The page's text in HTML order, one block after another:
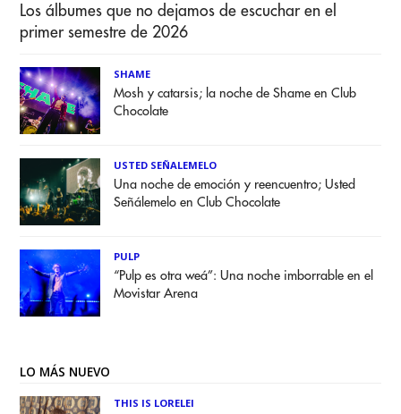
Los álbumes que no dejamos de escuchar en el
primer semestre de 2026
SHAME
Mosh y catarsis; la noche de Shame en Club
Chocolate
USTED SEÑALEMELO
Una noche de emoción y reencuentro; Usted
Señálemelo en Club Chocolate
PULP
“Pulp es otra weá”: Una noche imborrable en el
Movistar Arena
LO MÁS NUEVO
THIS IS LORELEI